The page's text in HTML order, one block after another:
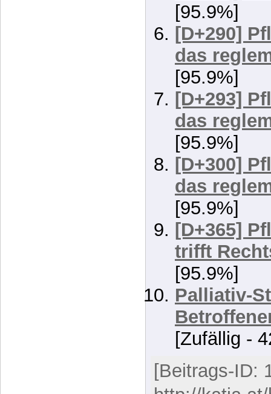
[D+281]
das
[95.9%]
[D+290]
das
[95.9%]
[D+293]
das
[95.9%]
[D+300]
das
[95.9%]
[D+365]
trifft
[95.9%]
Palliativ-
[Zufällig -